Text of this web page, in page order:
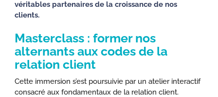
véritables partenaires de la croissance de nos
clients.
Masterclass : former nos
alternants aux codes de la
relation client
Cette immersion s’est poursuivie par un atelier interactif
consacré aux fondamentaux de la relation client.